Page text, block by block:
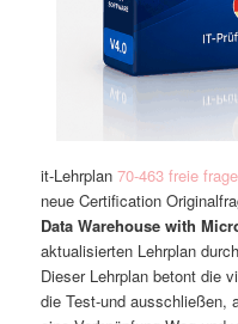
it-Lehrplan70-463 freie
neue Certification
Data Warehouse with
aktualisierten Lehrplan
Dieser Lehrplan betont die
die Test-und ausschließen,